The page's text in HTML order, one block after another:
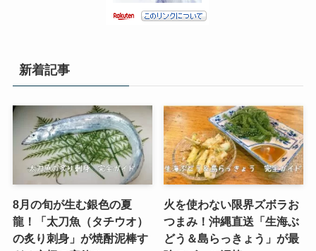
新着記事
8月の旬が生む銀色の夏
龍！「太刀魚（タチウオ）
の炙り刺身」が焼酎泥棒す
火を使わない限界ズボラお
つまみ！沖縄直送「生海ぶ
どう＆島らっきょう」が最